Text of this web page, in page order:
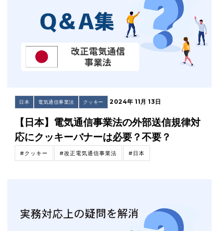
日本 電気通信事業法 クッキー 2024年 11月 13日
【日本】電気通信事業法の外部送信規律対
応にクッキーバナーは必要？不要？
#クッキー #改正電気通信事業法 #日本